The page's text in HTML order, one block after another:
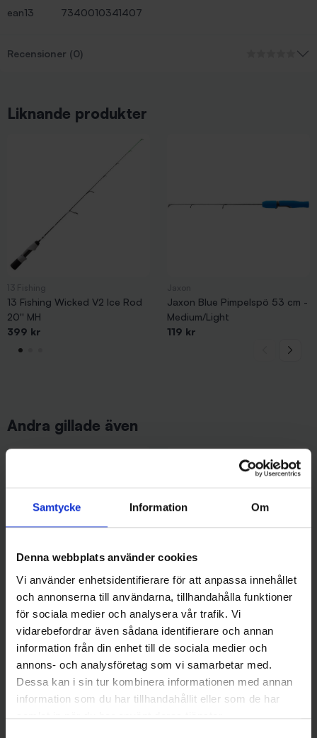
Samtycke Information Om
Denna webbplats använder cookies
Vi använder enhetsidentifierare för att anpassa innehållet
och annonserna till användarna, tillhandahålla funktioner
för sociala medier och analysera vår trafik. Vi
vidarebefordrar även sådana identifierare och annan
information från din enhet till de sociala medier och
annons- och analysföretag som vi samarbetar med.
Dessa kan i sin tur kombinera informationen med annan
information som du har tillhandahållit eller som de har
samlat in när du har använt deras tjänster.
ean13
7340010341407
Recensioner (0)
Liknande produkter
13 Fishing Wicked V2 Ice Rod
20'' MH
399 kr
Jaxon Blue Pimpelspö 53 cm -
Medium/Light
119 kr
Andra gillade även
Wiggler
Landöblinken Koppar - Röd
49 kr
Ollonskott till WM-mekanismen
215 kr